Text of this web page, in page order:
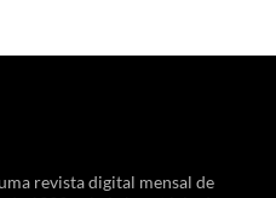
revista digital mensal de